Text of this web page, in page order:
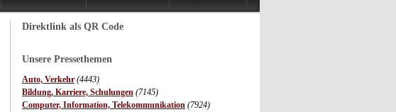
Direktlink als QR Code
Unsere Pressethemen
Auto, Verkehr (4443)
Bildung, Karriere, Schulungen (7145)
Computer, Information, Telekommunikation (7924)